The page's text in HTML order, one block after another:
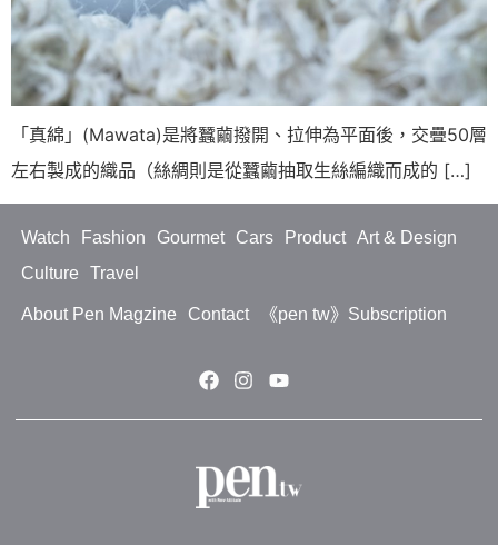
「真綿」(Mawata)是將蠶繭撥開、拉伸為平面後，交疊50層
左右製成的織品（絲綢則是從蠶繭抽取生絲編織而成的 […]
Watch Fashion Gourmet Cars Product
Art & Design
Culture
Travel
About Pen Magzine Contact 《pen tw》Subscription